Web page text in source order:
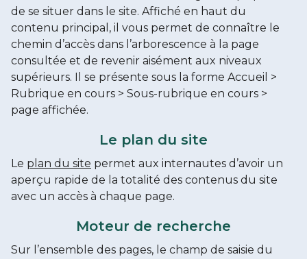
de se situer dans le site. Affiché en haut du
contenu principal, il vous permet de connaître le
chemin d’accès dans l’arborescence à la page
consultée et de revenir aisément aux niveaux
supérieurs. Il se présente sous la forme Accueil >
Rubrique en cours > Sous-rubrique en cours >
page affichée.
Le plan du site
Le plan du site permet aux internautes d’avoir un
aperçu rapide de la totalité des contenus du site
avec un accès à chaque page.
Moteur de recherche
Sur l’ensemble des pages, le champ de saisie du